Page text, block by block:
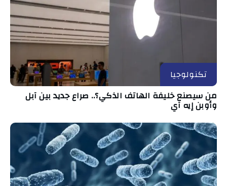
تكنولوجيا
من سيصنع خليفة الهاتف الذكي؟.. صراع جديد بين آبل
وأوبن إيه آي